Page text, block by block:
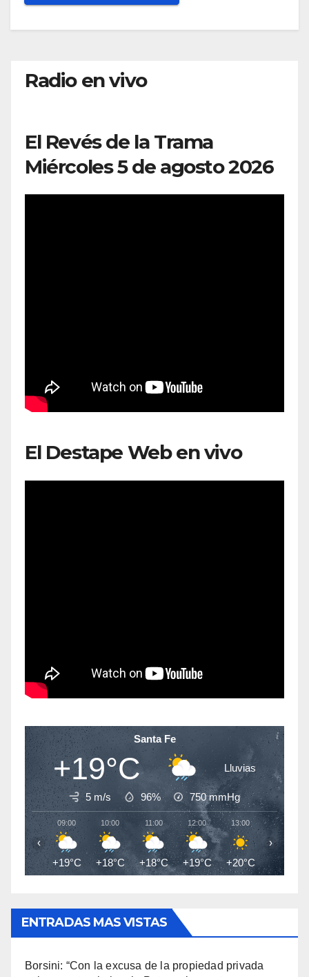
Radio en vivo
El Revés de la Trama
Miércoles 5 de agosto 2026
El Destape Web en vivo
Santa Fe
+19°C Lluvias
5 m/s 96% 750mmHg
09:00
+19°C
10:00
+18°C
11:00
+18°C
12:00
+19°C
13:00
+20°C
14:00
+20°C
‹ ›
ENTRADAS MAS VISTAS
Borsini: “Con la excusa de la propiedad privada